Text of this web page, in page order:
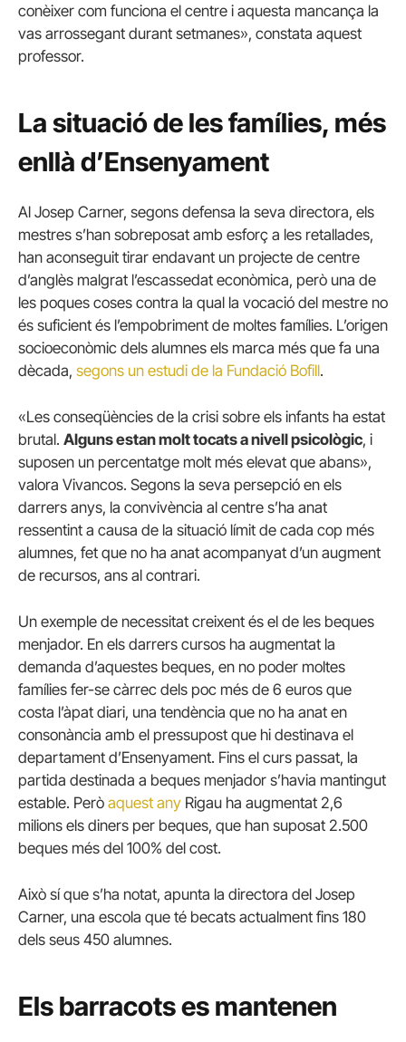
conèixer com funciona el centre i aquesta mancança la
vas arrossegant durant setmanes», constata aquest
professor.
La situació de les famílies, més
enllà d’Ensenyament
Al Josep Carner, segons defensa la seva directora, els
mestres s’han sobreposat amb esforç a les retallades,
han aconseguit tirar endavant un projecte de centre
d’anglès malgrat l’escassedat econòmica, però una de
les poques coses contra la qual la vocació del mestre no
és suficient és l’empobriment de moltes famílies. L’origen
socioeconòmic dels alumnes els marca més que fa una
dècada, segons un estudi de la Fundació Bofill.
«Les conseqüències de la crisi sobre els infants ha estat
brutal. Alguns estan molt tocats a nivell psicològic, i
suposen un percentatge molt més elevat que abans»,
valora Vivancos. Segons la seva persepció en els
darrers anys, la convivència al centre s’ha anat
ressentint a causa de la situació límit de cada cop més
alumnes, fet que no ha anat acompanyat d’un augment
de recursos, ans al contrari.
Un exemple de necessitat creixent és el de les beques
menjador. En els darrers cursos ha augmentat la
demanda d’aquestes beques, en no poder moltes
famílies fer-se càrrec dels poc més de 6 euros que
costa l’àpat diari, una tendència que no ha anat en
consonància amb el pressupost que hi destinava el
departament d’Ensenyament. Fins el curs passat, la
partida destinada a beques menjador s’havia mantingut
estable. Però aquest any Rigau ha augmentat 2,6
milions els diners per beques, que han suposat 2.500
beques més del 100% del cost.
Això sí que s’ha notat, apunta la directora del Josep
Carner, una escola que té becats actualment fins 180
dels seus 450 alumnes.
Els barracots es mantenen